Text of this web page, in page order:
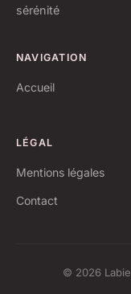
sérénité
NAVIGATION
Accueil
LÉGAL
Mentions légales
Contact
© 2026